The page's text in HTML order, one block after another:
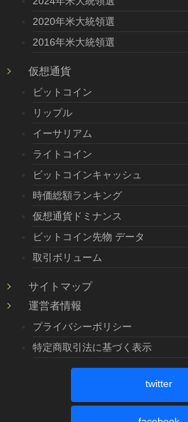
2020年米大統領選
2016年米大統領選
仮想通貨
ビットコイン
リップル
イーサリアム
ライトコイン
ビットコインキャッシュ
時価総額ランキング
仮想通貨ドミナンス
ビットコイン先物 データ
取引ボリューム
サイトマップ
運営者情報
プライバシーポリシー
特定商取引法に基づく表示
twitter